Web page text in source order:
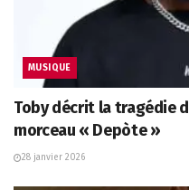
MUSIQUE
Toby décrit la tragédie
morceau « Depòte »
28 janvier 2026